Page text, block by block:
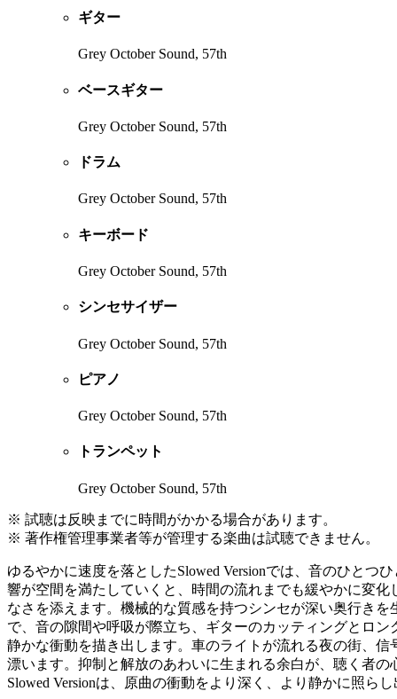
ギター
Grey October Sound, 57th
ベースギター
Grey October Sound, 57th
ドラム
Grey October Sound, 57th
キーボード
Grey October Sound, 57th
シンセサイザー
Grey October Sound, 57th
ピアノ
Grey October Sound, 57th
トランペット
Grey October Sound, 57th
※ 試聴は反映までに時間がかかる場合があります。
※ 著作権管理事業者等が管理する楽曲は試聴できません。
ゆるやかに速度を落としたSlowed Versionでは、音のひと
響が空間を満たしていくと、時間の流れまでも緩やかに変
なさを添えます。機械的な質感を持つシンセが深い奥行き
で、音の隙間や呼吸が際立ち、ギターのカッティングとロ
静かな衝動を描き出します。車のライトが流れる夜の街、
漂います。抑制と解放のあわいに生まれる余白が、聴く者
Slowed Versionは、原曲の衝動をより深く、より静かに照ら